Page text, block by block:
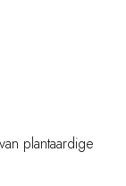
plantaardige